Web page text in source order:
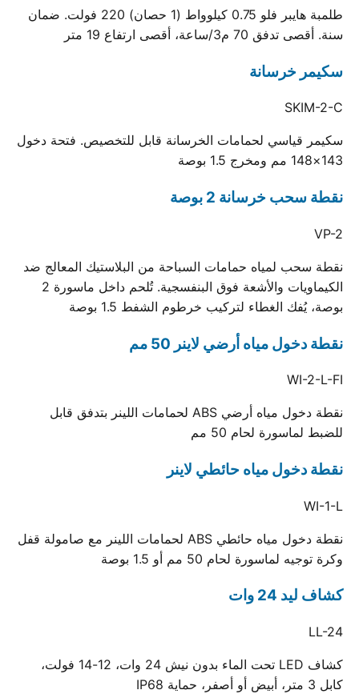
طلمبة هايبر فلو 0.75 كيلوواط (1 حصان) 220 فولت. ضمان
سنة. أقصى تدفق 70 م3/ساعة، أقصى ارتفاع 19 متر
سكيمر خرسانة
SKIM-2-C
سكيمر قياسي لحمامات الخرسانة قابل للتخصيص. فتحة دخول
143×148 مم ومخرج 1.5 بوصة
نقطة سحب خرسانة 2 بوصة
VP-2
نقطة سحب لمياه حمامات السباحة من البلاستيك المعالج ضد
الكيماويات والأشعة فوق البنفسجية. تُلحم داخل ماسورة 2
بوصة، يُفك الغطاء لتركيب خرطوم الشفط 1.5 بوصة
نقطة دخول مياه أرضي لاينر 50 مم
WI-2-L-FI
نقطة دخول مياه أرضي ABS لحمامات اللينر بتدفق قابل
للضبط لماسورة لحام 50 مم
نقطة دخول مياه حائطي لاينر
WI-1-L
نقطة دخول مياه حائطي ABS لحمامات اللينر مع صامولة قفل
وكرة توجيه لماسورة لحام 50 مم أو 1.5 بوصة
كشاف ليد 24 وات
LL-24
كشاف LED تحت الماء بدون نيش 24 وات، 12-14 فولت،
كابل 3 متر، أبيض أو أصفر، حماية IP68